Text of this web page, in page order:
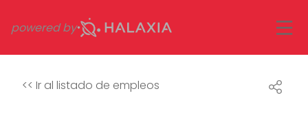
powered by
<< Ir al listado de empleos